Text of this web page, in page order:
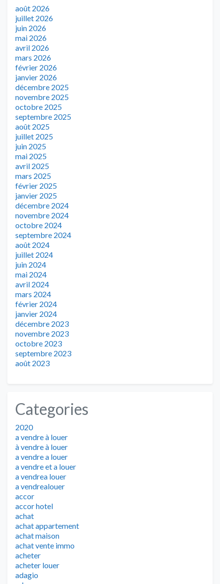
août 2026
juillet 2026
juin 2026
mai 2026
avril 2026
mars 2026
février 2026
janvier 2026
décembre 2025
novembre 2025
octobre 2025
septembre 2025
août 2025
juillet 2025
juin 2025
mai 2025
avril 2025
mars 2025
février 2025
janvier 2025
décembre 2024
novembre 2024
octobre 2024
septembre 2024
août 2024
juillet 2024
juin 2024
mai 2024
avril 2024
mars 2024
février 2024
janvier 2024
décembre 2023
novembre 2023
octobre 2023
septembre 2023
août 2023
Categories
2020
a vendre à louer
à vendre à louer
a vendre a louer
a vendre et a louer
a vendrea louer
a vendrealouer
accor
accor hotel
achat
achat appartement
achat maison
achat vente immo
acheter
acheter louer
adagio